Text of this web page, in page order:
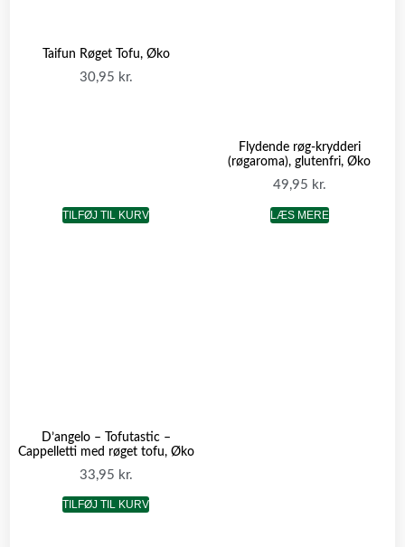
Taifun Røget Tofu, Øko
30,95 kr.
TILFØJ TIL KURV
Flydende røg-krydderi
(røgaroma), glutenfri, Øko
49,95 kr.
LÆS MERE
D’angelo – Tofutastic –
Cappelletti med røget tofu, Øko
33,95 kr.
TILFØJ TIL KURV